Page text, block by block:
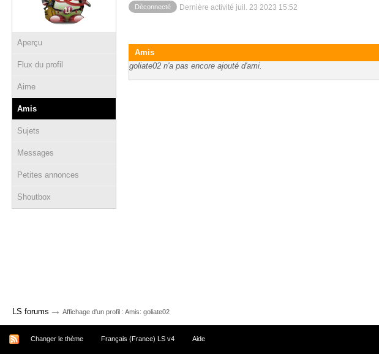
Aperçu
Flux du profil
Aime
Amis
Sujets
Messages
Petites annonces
Shoutbox
Déconnecté Dernière activité juil. 23 2023 15:52
Amis
goliate02 n'a pas encore ajouté d'ami.
LS forums → Affichage d'un profil : Amis: goliate02
Changer le thème Français (France) LS v4 Aide